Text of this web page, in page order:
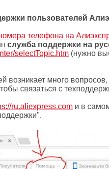
пользователей
телефона на
служба поддержки на
selectTopic.htm (нужно
возникает много
связаться с
ru.aliexpress.com и в